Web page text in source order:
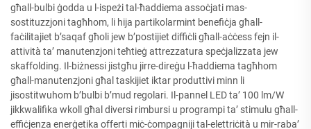
għall-bulbi ġodda u l-ispeżi tal-ħaddiema assoċjati mas-
sostituzzjoni tagħhom, li hija partikolarmint benefiċja għall-
faċilitajiet b’saqaf għoli jew b’postijiet diffiċli għall-aċċess fejn il-
attività ta’ manutenzjoni teħtieġ attrezzatura speċjalizzata jew
skaffolding. Il-biżnessi jistgħu jirre-direġu l-ħaddiema tagħhom
għall-manutenzjoni għal taskijiet iktar produttivi minn li
jisostitwuhom b’bulbi b’mud regolari. Il-pannel LED ta’ 100 lm/W
jikkwalifika wkoll għal diversi rimbursi u programpi ta’ stimulu għall-
effiċjenza enerġetika offerti miċ-ċompagniji tal-elettriċità u mir-raba’